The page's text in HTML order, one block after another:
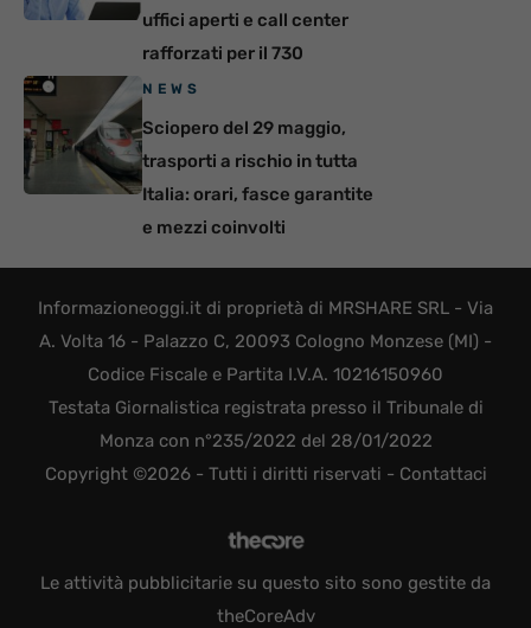
uffici aperti e call center
rafforzati per il 730
NEWS
Sciopero del 29 maggio,
trasporti a rischio in tutta
Italia: orari, fasce garantite
e mezzi coinvolti
Informazioneoggi.it di proprietà di MRSHARE SRL - Via
A. Volta 16 - Palazzo C, 20093 Cologno Monzese (MI) -
Codice Fiscale e Partita I.V.A. 10216150960
Testata Giornalistica registrata presso il Tribunale di
Monza con n°235/2022 del 28/01/2022
Copyright ©2026 - Tutti i diritti riservati - Contattaci
Le attività pubblicitarie su questo sito sono gestite da
theCoreAdv